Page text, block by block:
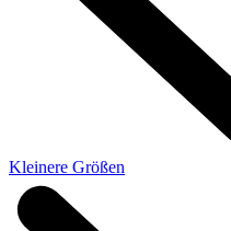
Kleinere Größen